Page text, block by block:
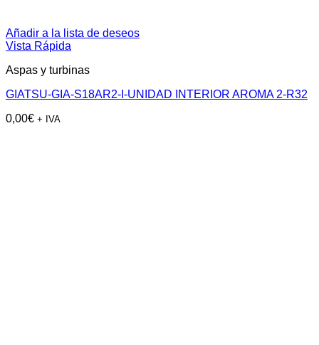
Añadir a la lista de deseos
Vista Rápida
Aspas y turbinas
GIATSU-GIA-S18AR2-I-UNIDAD INTERIOR AROMA 2-R32
0,00€ + IVA